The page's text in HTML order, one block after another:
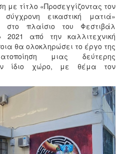
με τίτλο «Προσεγγίζοντας τον
εικαστική ματιά»
στο πλαίσιο του Φεστιβάλ
2021 από την καλλιτεχνική
θα ολοκληρώσει το έργο της
μιας δεύτερης
ίδιο χώρο, με θέμα τον